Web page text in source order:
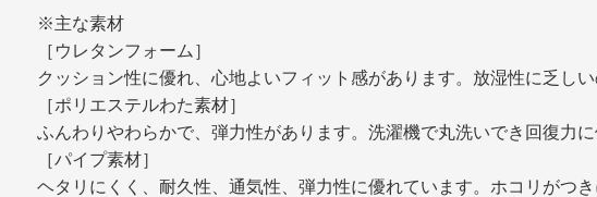
※主な素材
［ウレタンフォーム］
クッション性に優れ、心地よいフィット感があります。放湿性に乏し
［ポリエステルわた素材］
ふんわりやわらかで、弾力性があります。洗濯機で丸洗いでき回復力
［パイプ素材］
ヘタリにくく、耐久性、通気性、弾力性に優れています。ホコリがつ